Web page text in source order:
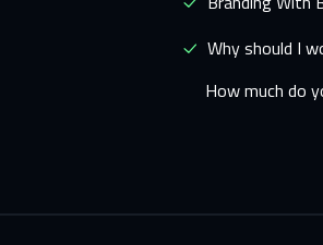
Why should I
How much do